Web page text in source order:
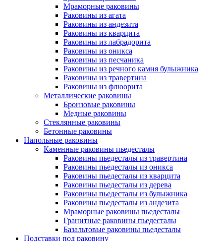
Мраморные раковины
Раковины из агата
Раковины из андезита
Раковины из кварцита
Раковины из лабрадорита
Раковины из оникса
Раковины из песчаника
Раковины из речного камня булыжника
Раковины из травертина
Раковины из флюорита
Металлические раковины
Бронзовые раковины
Медные раковины
Стеклянные раковины
Бетонные раковины
Напольные раковины
Каменные раковины пьедесталы
Раковины пьедесталы из травертина
Раковины пьедесталы из оникса
Раковины пьедесталы из кварцита
Раковины пьедесталы из дерева
Раковины пьедесталы из булыжника
Раковины пьедесталы из андезита
Мраморные раковины пьедесталы
Гранитные раковины пьедесталы
Базальтовые раковины пьедесталы
Подставки под раковину